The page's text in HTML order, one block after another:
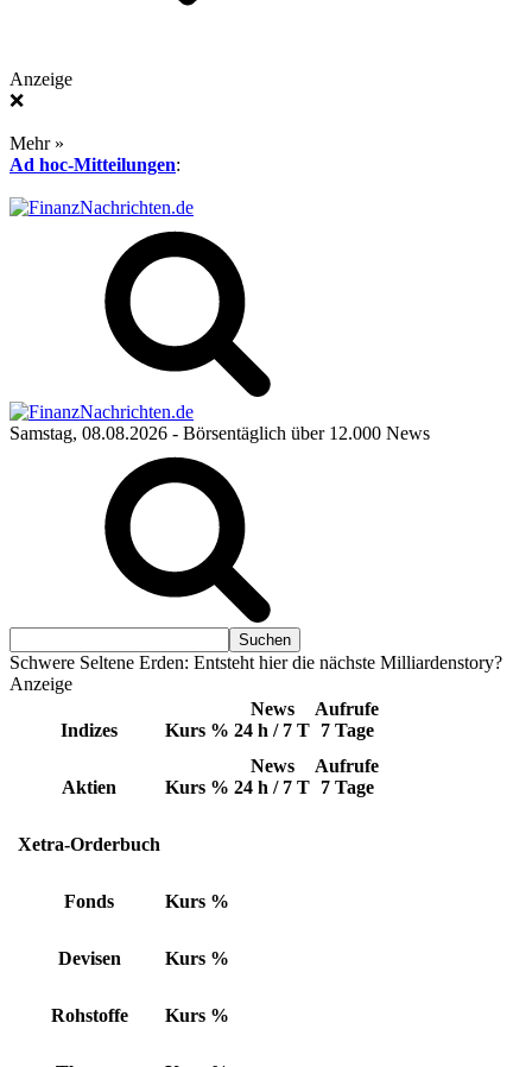
Anzeige
❌
Mehr »
Ad hoc-Mitteilungen:
Samstag, 08.08.2026 - Börsentäglich über 12.000 News
Schwere Seltene Erden: Entsteht hier die nächste Milliardenstory?
Anzeige
Indizes Kurs %
News
24 h / 7 T
Aufrufe
7 Tage
Aktien Kurs %
News
24 h / 7 T
Aufrufe
7 Tage
Xetra-Orderbuch
Fonds Kurs %
Devisen Kurs %
Rohstoffe Kurs %